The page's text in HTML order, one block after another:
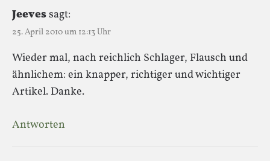
Jeevessagt:
25. April 2010 um 12:13 Uhr
Wieder mal, nach reichlich Schlager, Flausch und
ähnlichem: ein knapper, richtiger und wichtiger
Artikel. Danke.
Antworten